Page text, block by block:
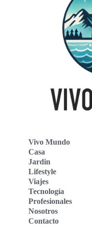
Vivo Mundo
Casa
Jardin
Lifestyle
Viajes
Tecnología
Profesionales
Nosotros
Contacto